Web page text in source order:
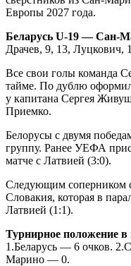
Европы 2027 года.
Беларусь U-19 — Сан-
Драчев, 9, 13, Луцкович,
Все свои голы команда
тайме. По дублю
у капитана Сергея
Приемко.
Белорусы с двумя
группу. Ранее УЕФА
матче с Латвией (3:0).
Следующим соперником
Словакия, которая в
Латвией (1:1).
Турнирное положение в
1.Беларусь — 6 очков.
Марино — 0.